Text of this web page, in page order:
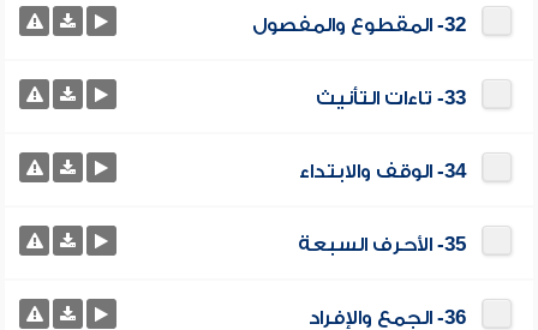
32- المقطوع والمفصول
33- تاءات التأنيث
34- الوقف والابتداء
35- الأحرف السبعة
36- الجمع والإفراد